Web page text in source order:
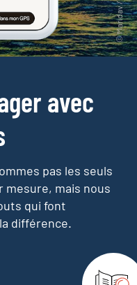
avec
pas les seuls
mesure, mais nous
qui font
différence.